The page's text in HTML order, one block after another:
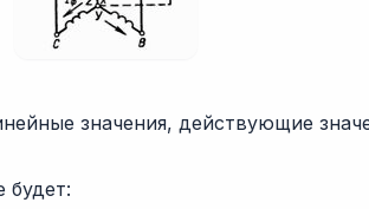
значения, действующие
будет: